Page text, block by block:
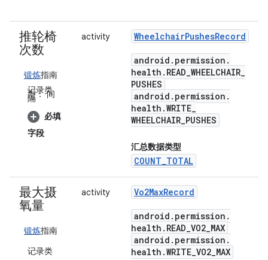
推轮椅
次数
锻炼指南
记录类
型：间
隔
必填
字段
activity WheelchairPushesRecord
android . permission .
health . READ_WHEELCHAIR_
PUSHES
android . permission .
health .WRITE_
WHEELCHAIR_PUSHES
汇总数据类型
COUNT_TOTAL
最大摄
氧量
锻炼指南
记录类
activity Vo2MaxRecord
android . permission .
health . READ_VO2_MAX
android . permission .
health .WRITE_VO2_MAX